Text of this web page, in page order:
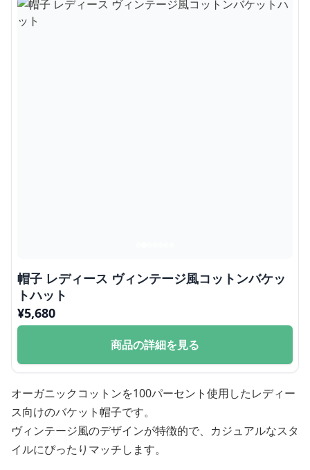
帽子 レディース ヴィンテージ風コットンバケッ
トハット
¥5,680
商品の詳細を見る
オーガニックコットンを100パーセント使用したレディー
ス向けのバケット帽子です。
ヴィンテージ風のデザインが特徴的で、カジュアルなスタ
イルにぴったりマッチします。